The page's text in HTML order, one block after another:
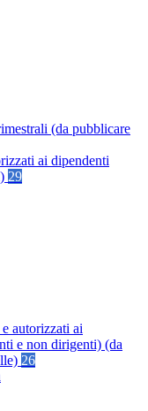
(da pubblicare
ai dipendenti
29
autorizzati ai
e non dirigenti) (da
26